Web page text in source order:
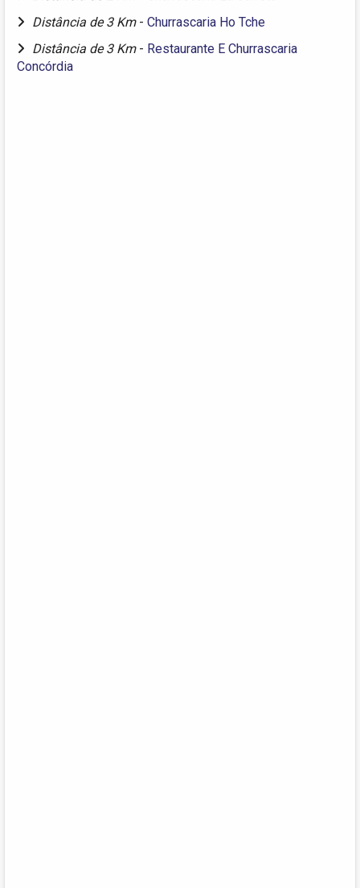
Distância de 3 Km - Churrascaria Ho Tche
Distância de 3 Km - Restaurante E Churrascaria
Concórdia